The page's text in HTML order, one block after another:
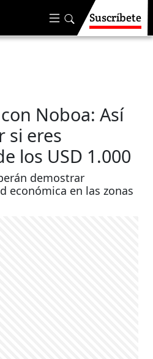
Suscríbete
Noboa: Así
si eres
los USD 1.000
demostrar
económica en las zonas